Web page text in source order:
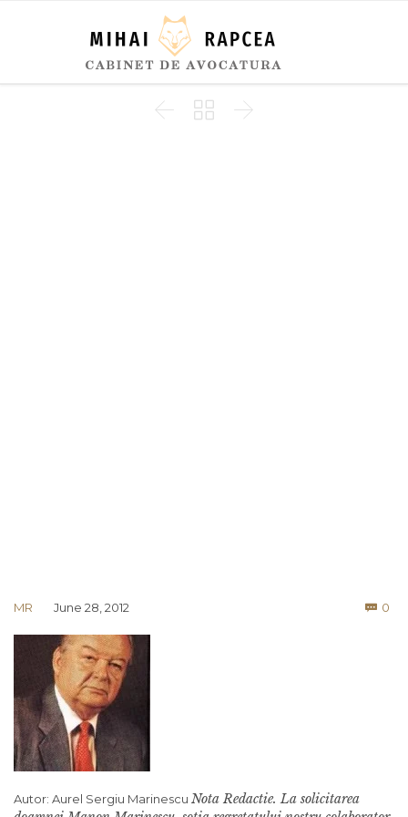
  
MR June 28, 2012  0
Autor: Aurel Sergiu Marinescu Nota Redactie. La solicitarea